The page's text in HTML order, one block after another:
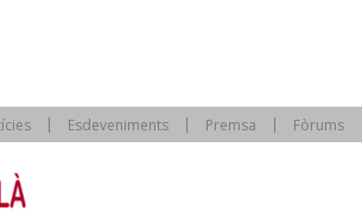
Esdeveniments Premsa Fòrums